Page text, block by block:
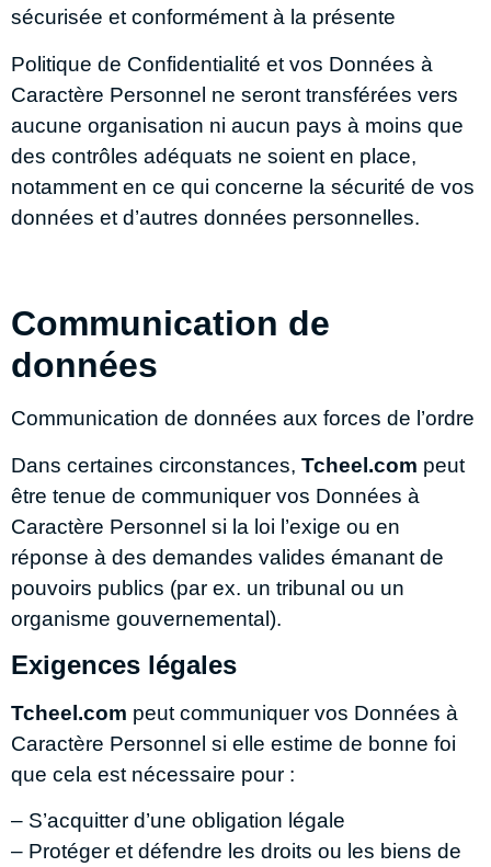
sécurisée et conformément à la présente
Politique de Confidentialité et vos Données à
Caractère Personnel ne seront transférées vers
aucune organisation ni aucun pays à moins que
des contrôles adéquats ne soient en place,
notamment en ce qui concerne la sécurité de vos
données et d’autres données personnelles.
Communication de
données
Communication de données aux forces de l’ordre
Dans certaines circonstances, Tcheel.com peut
être tenue de communiquer vos Données à
Caractère Personnel si la loi l’exige ou en
réponse à des demandes valides émanant de
pouvoirs publics (par ex. un tribunal ou un
organisme gouvernemental).
Exigences légales
Tcheel.com peut communiquer vos Données à
Caractère Personnel si elle estime de bonne foi
que cela est nécessaire pour :
– S’acquitter d’une obligation légale
– Protéger et défendre les droits ou les biens de